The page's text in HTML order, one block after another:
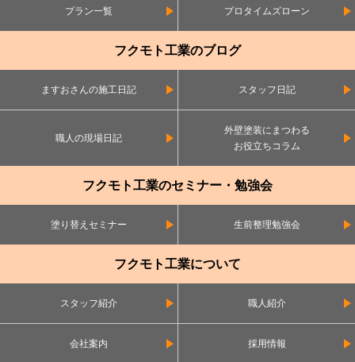
プラン一覧 プロタイムズローン
フクモト工業のブログ
ますおさんの施工日記 スタッフ日記
職人の現場日記
外壁塗装にまつわる
お役立ちコラム
フクモト工業のセミナー・勉強会
塗り替えセミナー 生前整理勉強会
フクモト工業について
スタッフ紹介 職人紹介
会社案内 採用情報